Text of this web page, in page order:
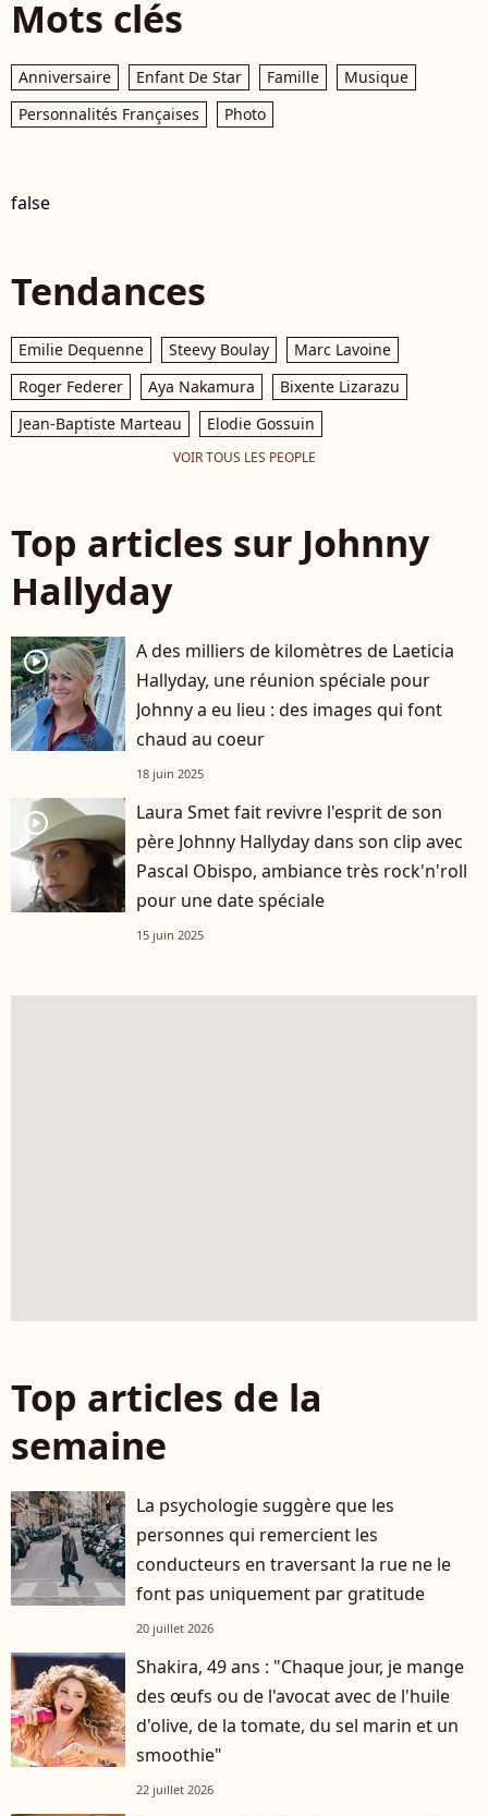
Mots clés
Anniversaire Enfant De Star Famille
Musique
Personnalités Françaises
Photo
false
Tendances
Emilie Dequenne Steevy Boulay
Marc Lavoine
Roger Federer
Aya Nakamura
Bixente Lizarazu
Jean-Baptiste Marteau
Elodie Gossuin
VOIR TOUS LES PEOPLE
Top articles sur Johnny
Hallyday
player2
A des milliers de kilomètres de Laeticia
Hallyday, une réunion spéciale pour
Johnny a eu lieu : des images qui font
chaud au coeur
18 juin 2025
player2
Laura Smet fait revivre l'esprit de son
père Johnny Hallyday dans son clip avec
Pascal Obispo, ambiance très rock'n'roll
pour une date spéciale
15 juin 2025
Top articles de la
semaine
La psychologie suggère que les
personnes qui remercient les
conducteurs en traversant la rue ne le
font pas uniquement par gratitude
20 juillet 2026
Shakira, 49 ans : "Chaque jour, je mange
des œufs ou de l'avocat avec de l'huile
d'olive, de la tomate, du sel marin et un
smoothie"
22 juillet 2026